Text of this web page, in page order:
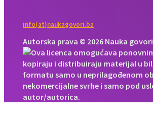
info(at)naukagovori.ba
Autorska prava © 2026 Nauka govori